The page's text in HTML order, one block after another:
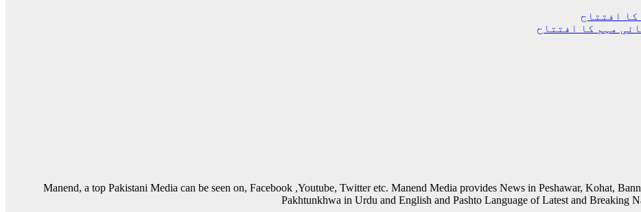
کا افتتاح
Manend, a top Pakistani Media can be seen on, Facebook ,Youtube, Twitter etc. Manend Media provides News in Peshawar, Kohat,
Pakhtunkhwa in Urdu and English and Pashto Language of Latest and Breaking